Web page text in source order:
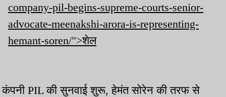
company-pil-begins-supreme-courts-senior-
advocate-meenakshi-arora-is-representing-
hemant-soren/">शेल
कंपनी PIL की सुनवाई शुरू, हेमंत सोरेन की तरफ से